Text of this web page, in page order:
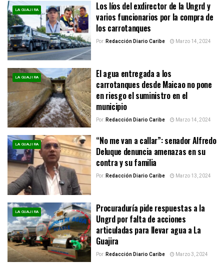
LA GUAJIRA
Los líos del exdirector de la Ungrd y
varios funcionarios por la compra de
los carrotanques
Por:Redacción Diario Caribe Marzo 14, 2024
LA GUAJIRA
El agua entregada a los
carrotanques desde Maicao no pone
en riesgo el suministro en el
municipio
Por:Redacción Diario Caribe Marzo 14, 2024
LA GUAJIRA
“No me van a callar”: senador Alfredo
Deluque denuncia amenazas en su
contra y su familia
Por:Redacción Diario Caribe Marzo 13, 2024
LA GUAJIRA
Procuraduría pide respuestas a la
Ungrd por falta de acciones
articuladas para llevar agua a La
Guajira
Por:Redacción Diario Caribe Marzo 3, 2024